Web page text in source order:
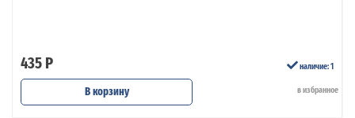
435 Р наличие: 1
В корзину в избранное